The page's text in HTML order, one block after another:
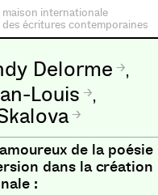
maison internationale
des écritures contemporaines
Delorme ,
Louis ,
de la poésie
dans la création
: